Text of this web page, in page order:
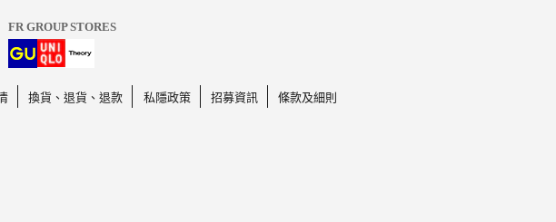
FR GROUP STORES
換貨、退貨、退款 私隱政策 招募資訊 條款及細則